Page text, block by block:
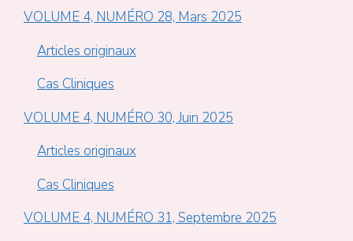
VOLUME 4, NUMÉRO 28, Mars 2025
Articles originaux
Cas Cliniques
VOLUME 4, NUMÉRO 30, Juin 2025
Articles originaux
Cas Cliniques
VOLUME 4, NUMÉRO 31, Septembre 2025